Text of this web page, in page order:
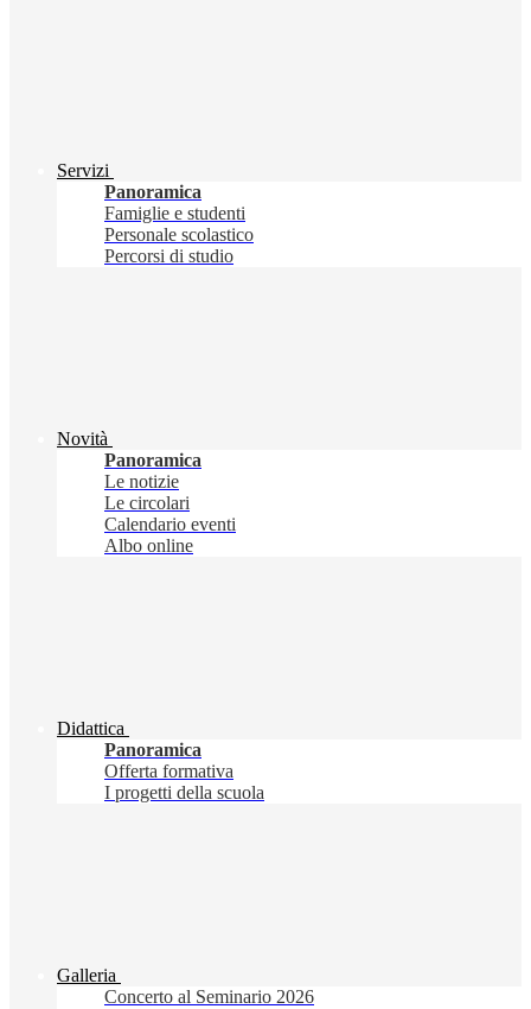
Servizi
Panoramica
Famiglie e studenti
Personale scolastico
Percorsi di studio
Novità
Panoramica
Le notizie
Le circolari
Calendario eventi
Albo online
Didattica
Panoramica
Offerta formativa
I progetti della scuola
Galleria
Concerto al Seminario 2026